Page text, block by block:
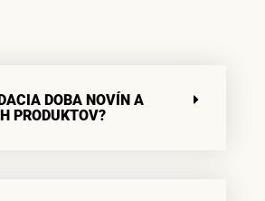
DOBA NOVÍN A
PRODUKTOV?